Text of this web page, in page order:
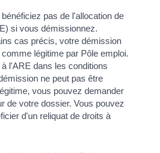
pas de l'allocation de
si vous démissionnez.
cas précis, votre démission
légitime par Pôle emploi.
l'ARE dans les conditions
ne peut pas être
vous pouvez demander
de votre dossier. Vous pouvez
d'un reliquat de droits à